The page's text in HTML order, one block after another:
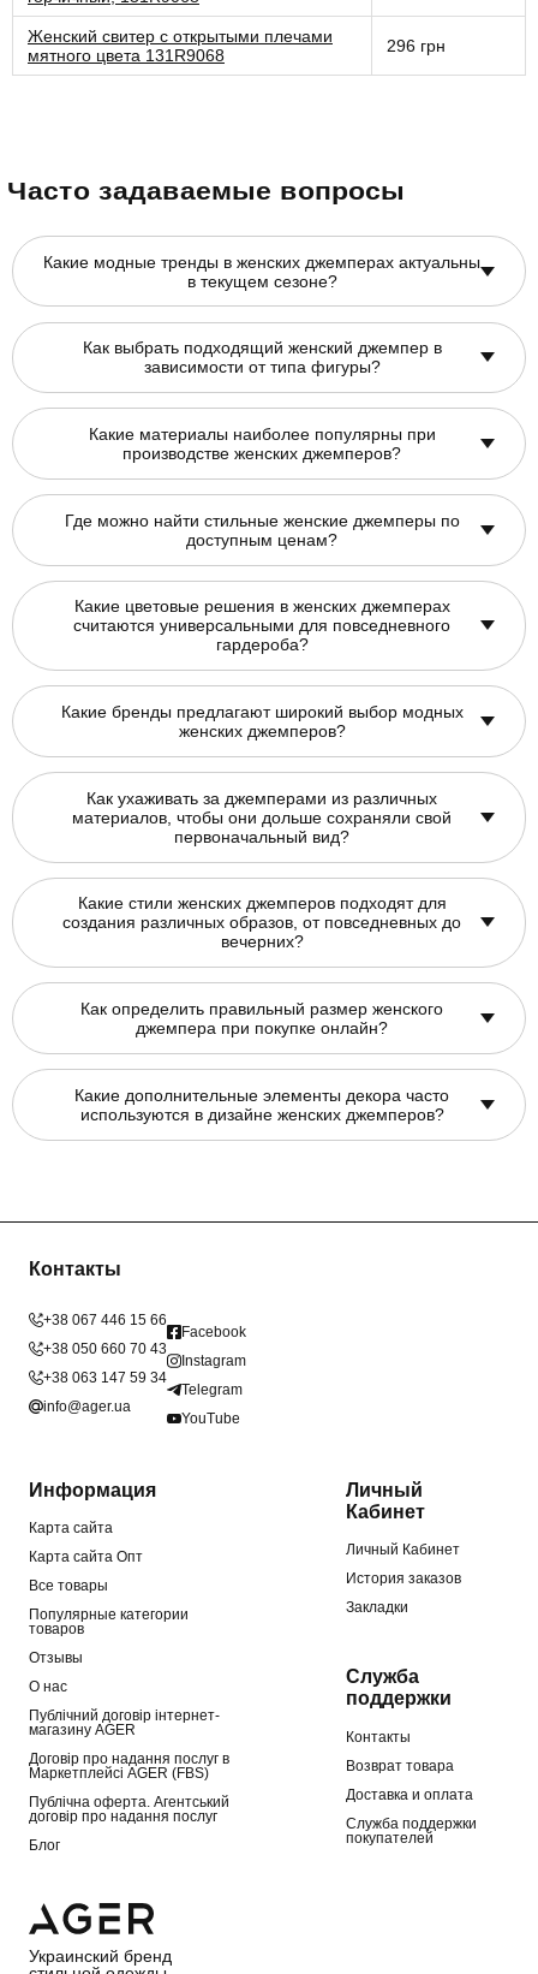
Женский свитер с открытыми плечами
мятного цвета 131R9068
296 грн
Часто задаваемые вопросы
Какие модные тренды в женских джемперах актуальны
в текущем сезоне?
Как выбрать подходящий женский джемпер в
зависимости от типа фигуры?
Какие материалы наиболее популярны при
производстве женских джемперов?
Где можно найти стильные женские джемперы по
доступным ценам?
Какие цветовые решения в женских джемперах
считаются универсальными для повседневного
гардероба?
Какие бренды предлагают широкий выбор модных
женских джемперов?
Как ухаживать за джемперами из различных
материалов, чтобы они дольше сохраняли свой
первоначальный вид?
Какие стили женских джемперов подходят для
создания различных образов, от повседневных до
вечерних?
Как определить правильный размер женского
джемпера при покупке онлайн?
Какие дополнительные элементы декора часто
используются в дизайне женских джемперов?
Контакты
+38 067 446 15 66
+38 050 660 70 43
+38 063 147 59 34
info@ager.ua
Facebook
Instagram
Telegram
YouTube
Информация
Карта сайта
Карта сайта Опт
Все товары
Популярные категории
товаров
Отзывы
О нас
Публічний договір інтернет-
магазину AGER
Договір про надання послуг в
Маркетплейсі AGER (FBS)
Публічна оферта. Агентський
договір про надання послуг
Блог
Личный
Кабинет
Личный Кабинет
История заказов
Закладки
Служба
поддержки
Контакты
Возврат товара
Доставка и оплата
Служба поддержки
покупателей
Украинский бренд